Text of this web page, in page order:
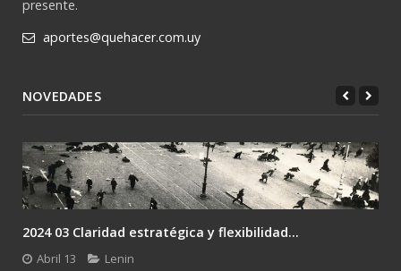
presente.
aportes@quehacer.com.uy
NOVEDADES
2024 02 Lenin: el único camino es la revolución....
Febrero 24 Lenin